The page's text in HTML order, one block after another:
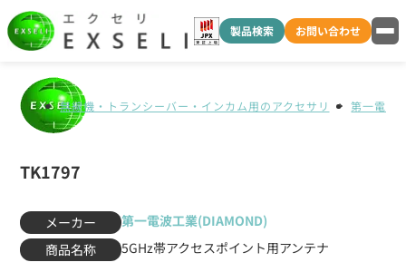
製品検索 お問い合わせ
無線機・トランシーバー・インカム用のアクセサリ 第一電波
TK1797
メーカー
第一電波工業(DIAMOND)
商品名称
5GHz帯アクセスポイント用アンテナ